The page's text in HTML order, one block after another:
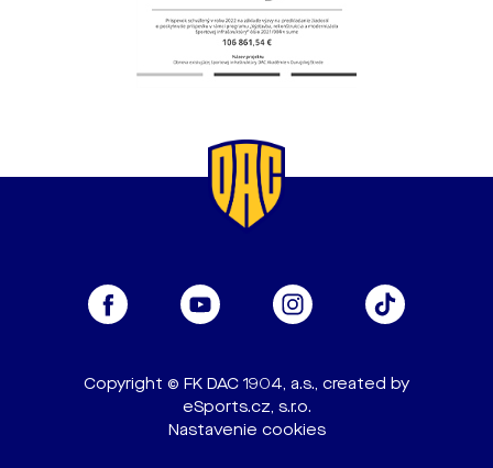
Copyright © FK DAC 1904, a.s., created by
eSports.cz, s.r.o.
Nastavenie cookies